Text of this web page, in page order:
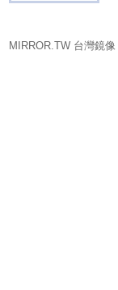
MIRROR.TW 台灣鏡像